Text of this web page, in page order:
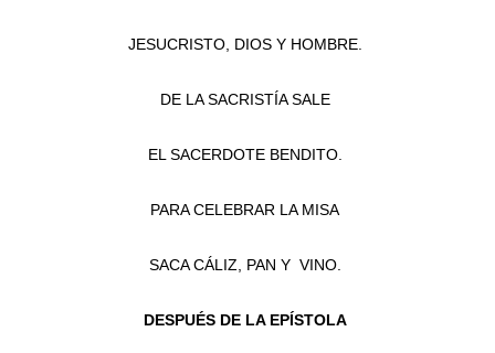
JESUCRISTO, DIOS Y HOMBRE.
DE LA SACRISTÍA SALE
EL SACERDOTE BENDITO.
PARA CELEBRAR LA MISA
SACA CÁLIZ, PAN Y VINO.
DESPUÉS DE LA EPÍSTOLA